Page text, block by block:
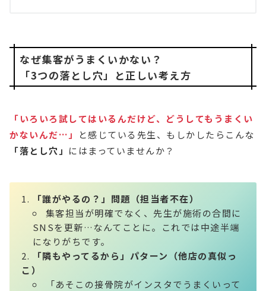
なぜ集客がうまくいかない？
「3つの落とし穴」と正しい考え方
「いろいろ試してはいるんだけど、どうしてもうまくい
かないんだ…」
と感じている先生、もしかしたらこんな
「落とし穴」 にはまっていませんか？
「誰がやるの？」問題（担当者不在）
集客担当が明確でなく、先生が施術の合間に
SNSを更新…なんてことに。これでは中途半端
になりがちです。
「隣もやってるから」パターン（他店の真似っ
こ）
「あそこの接骨院がインスタでうまくいって